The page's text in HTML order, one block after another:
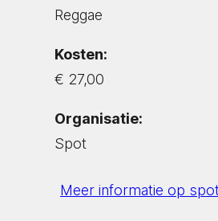
Reggae
Kosten:
€ 27,00
Organisatie:
Spot
Meer informatie op